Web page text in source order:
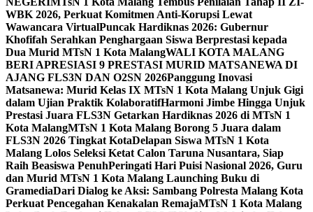
WBK 2026, Perkuat Komitmen Anti-Korupsi Lewat
Wawancara VirtualPuncak Hardiknas 2026: Gubernur
Khofifah Serahkan Penghargaan Siswa Berprestasi kepada
Dua Murid MTsN 1 Kota MalangWALI KOTA MALANG
BERI APRESIASI 9 PRESTASI MURID MATSANEWA DI
AJANG FLS3N DAN O2SN 2026Panggung Inovasi
Matsanewa: Murid Kelas IX MTsN 1 Kota Malang Unjuk Gigi
dalam Ujian Praktik KolaboratifHarmoni Jimbe Hingga Unjuk
Prestasi Juara FLS3N Getarkan Hardiknas 2026 di MTsN 1
Kota MalangMTsN 1 Kota Malang Borong 5 Juara dalam
FLS3N 2026 Tingkat KotaDelapan Siswa MTsN 1 Kota
Malang Lolos Seleksi Ketat Calon Taruna Nusantara, Siap
Raih Beasiswa PenuhPeringati Hari Puisi Nasional 2026, Guru
dan Murid MTsN 1 Kota Malang Launching Buku di
GramediaDari Dialog ke Aksi: Sambang Polresta Malang Kota
Perkuat Pencegahan Kenakalan RemajaMTsN 1 Kota Malang